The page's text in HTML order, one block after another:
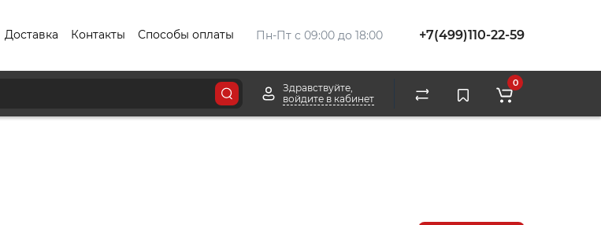
Пн-Пт с 09:00 до 18:00 +7(499)110-22-59
Доставка Контакты Способы оплаты
Здравствуйте,
войдите в кабинет
0